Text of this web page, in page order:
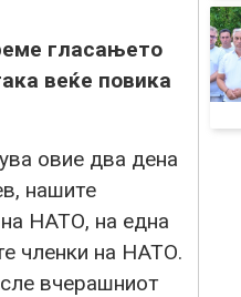
гласањето
веќе повика
овие два дена
нашите
НАТО, на една
членки на НАТО.
вчерашниот